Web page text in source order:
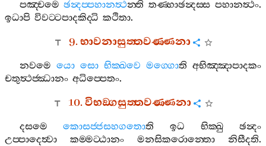
පඤ‍්චමෙ ඡන්‍දප‍්පහානත්‍ථන‍්ති තණ‍්හාඡන්‍දස‍්ස පහානත්‍ථං.
ඉධාපි විවට‍්ටපාදකිද‍්ධි කථිතා.
9.භාවනාසුත‍්තවණ‍්ණනා
නවමෙ යො සො භික‍්ඛවෙ මග‍්ගොති අභිඤ‍්ඤාපාදකං
චතුත්‍ථජ‍්ඣානං අධිප‍්පෙතං.
10.විභඞ‍්ගසුත‍්තවණ‍්ණනා
දසමෙ කොසජ‍්ජසහගතොති ඉධ භික‍්ඛු
ඡන්‍දං
උප‍්පාදෙත්‍වා
කම‍්මට‍්ඨානං මනසිකරොන‍්තො නිසීදති.